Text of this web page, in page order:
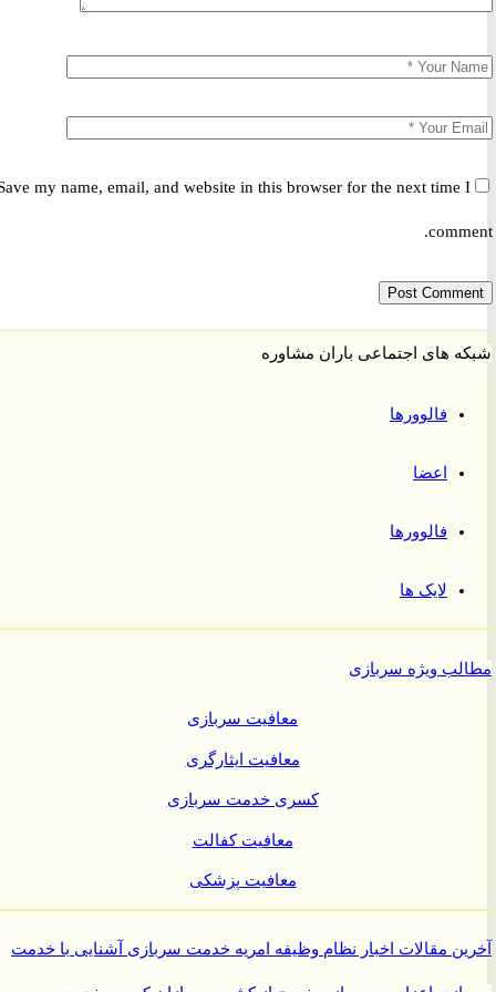
Save my name, email, and website in this browser for the next time
های اجتماعی باران مشاوره
فالوورها
اعضا
فالوورها
لایک ها
ویژه سربازی
معافیت سربازی
معافیت ایثارگری
کسری خدمت سربازی
معافیت کفالت
معافیت پزشکی
مقالاتاخبار نظام وظیفهامریهخدمت سربازیآشنایی با خدمت